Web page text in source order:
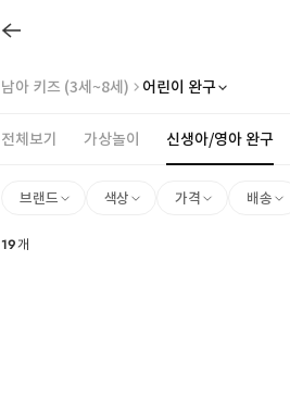
남아 키즈 (3세~8세) 어린이 완구
전체보기 가상놀이 신생아/영아 완구
브랜드 색상 가격 배송
19개